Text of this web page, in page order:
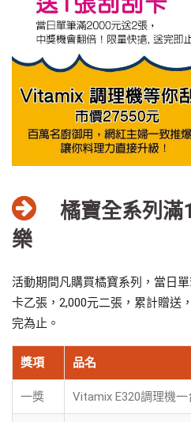
橘寶全系列滿
樂
活動期間凡購買橘寶系列，當日
卡乙張，2,000元二張，累計贈送
完為止。
獎項 品名
一獎 Vitamix E320調理機一